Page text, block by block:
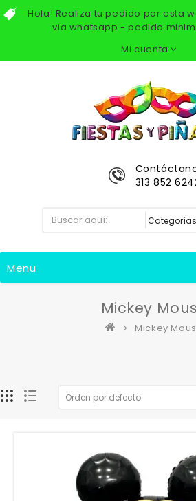
Hola! Realiza tu pedido por esta
via whatsapp - pedido
Mi cuenta
313 852
Menu
Mickey
Mickey